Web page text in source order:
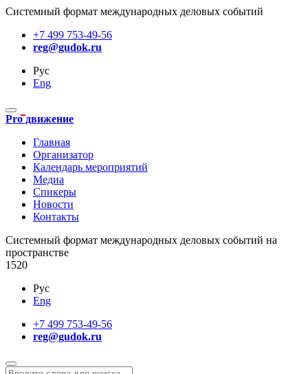
Системный формат международных деловых событий
+7 499 753-49-56
reg@gudok.ru
Рус
Eng
Pro движение
Главная
Организатор
Календарь мероприятий
Медиа
Спикеры
Новости
Контакты
Cистемный формат международных деловых событий на
пространстве
1520
Рус
Eng
+7 499 753-49-56
reg@gudok.ru